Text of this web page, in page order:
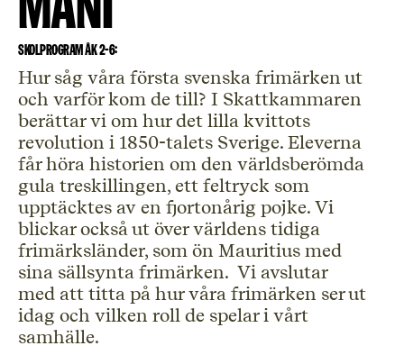
Skolprogram åk 2-6:
Hur såg våra första svenska frimärken ut
och varför kom de till? I Skattkammaren
berättar vi om hur det lilla kvittots
revolution i 1850-talets Sverige. Eleverna
får höra historien om den världsberömda
gula treskillingen, ett feltryck som
upptäcktes av en fjortonårig pojke. Vi
blickar också ut över världens tidiga
frimärksländer, som ön Mauritius med
sina sällsynta frimärken. Vi avslutar
med att titta på hur våra frimärken ser ut
idag och vilken roll de spelar i vårt
samhälle.